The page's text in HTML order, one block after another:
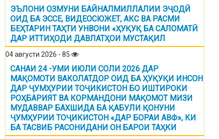
ЭЪЛОНИ ОЗМУНИ БАЙНАЛМИЛЛАЛИИ ЭҶОДӢ
ОИД БА ЭССЕ, ВИДЕОСЮЖЕТ, АКС ВА РАСМИ
БЕҲТАРИН ТАҲТИ УНВОНИ «ҲУҚУҚ БА САЛОМАТӢ
ДАР ИТТИҲОДИ ДАВЛАТҲОИ МУСТАҚИЛ
04 августи 2026 - 85
САНАИ 24 -УМИ ИЮЛИ СОЛИ 2026 ДАР
МАҚОМОТИ ВАКОЛАТДОР ОИД БА ҲУҚУҚИ ИНСОН
ДАР ҶУМҲУРИИ ТОҶИКИСТОН БО ИШТИРОКИ
РОҲБАРИЯТ ВА КОРМАНДОНИ МАҚОМОТ МИЗИ
МУДАВВАР БАХШИДА БА ҚАБУЛИ ҚОНУНИ
ҶУМҲУРИИ ТОҶИКИСТОН «ДАР БОРАИ АВФ», КИ
БА ТАСВИБ РАСОНИДАНИ ОН БАРОИ ТАҲКИ